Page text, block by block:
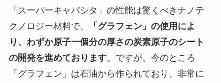
「スーパーキャパシタ」の性能は驚くべきナノテ
クノロジー材料で、
「グラフェン」の使用によ
り、わずか原子一個分の厚さの炭素原子のシート
の開発を進めております。ですが、今のところ
「グラフェン」は石油から作られており、非常に